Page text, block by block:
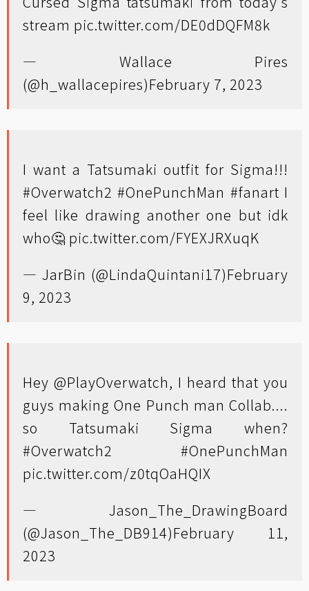
stream pic.twitter.com/DE0dDQFM8k
— Wallace Pires
(@h_wallacepires)February 7, 2023
I want a Tatsumaki outfit for Sigma!!!
#Overwatch2 #OnePunchMan #fanart I
feel like drawing another one but idk
who🤔 pic.twitter.com/FYEXJRXuqK
— JarBin (@LindaQuintani17)February
9, 2023
Hey @PlayOverwatch, I heard that you
guys making One Punch man Collab....
so Tatsumaki Sigma when?
#Overwatch2
#OnePunchMan
pic.twitter.com/z0tqOaHQIX
— Jason_The_DrawingBoard
(@Jason_The_DB914)February 11,
2023